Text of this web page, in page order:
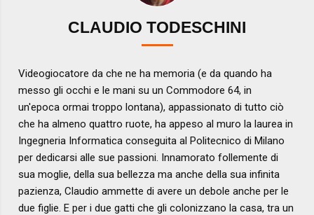
CLAUDIO TODESCHINI
Videogiocatore da che ne ha memoria (e da quando ha
messo gli occhi e le mani su un Commodore 64, in
un'epoca ormai troppo lontana), appassionato di tutto ciò
che ha almeno quattro ruote, ha appeso al muro la laurea in
Ingegneria Informatica conseguita al Politecnico di Milano
per dedicarsi alle sue passioni. Innamorato follemente di
sua moglie, della sua bellezza ma anche della sua infinita
pazienza, Claudio ammette di avere un debole anche per le
due figlie. E per i due gatti che gli colonizzano la casa, tra un